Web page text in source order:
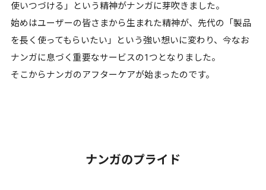
使いつづける」という精神がナンガに芽吹きました。
始めはユーザーの皆さまから生まれた精神が、先代の「製品
を長く使ってもらいたい」という強い想いに変わり、今なお
ナンガに息づく重要なサービスの1つとなりました。
そこからナンガのアフターケアが始まったのです。
ナンガのプライド